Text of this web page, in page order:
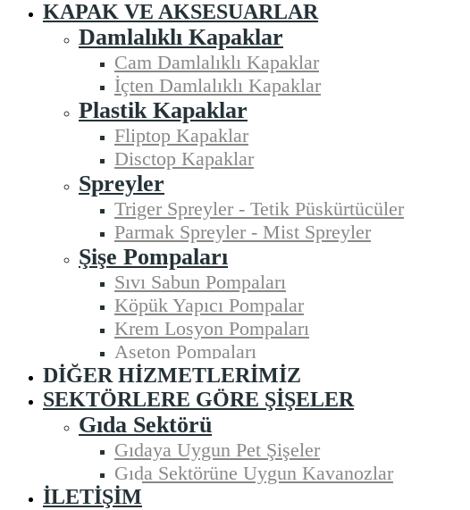
KAPAK VE AKSESUARLAR
Damlalıklı Kapaklar
Cam Damlalıklı Kapaklar
İçten Damlalıklı Kapaklar
Plastik Kapaklar
Fliptop Kapaklar
Disctop Kapaklar
Spreyler
Triger Spreyler - Tetik Püskürtücüler
Parmak Spreyler - Mist Spreyler
Şişe Pompaları
Sıvı Sabun Pompaları
Köpük Yapıcı Pompalar
Krem Losyon Pompaları
Aseton Pompaları
DIĞER HIZMETLERIMIZ
SEKTÖRLERE GÖRE ŞIŞELER
Gıda Sektörü
Gıdaya Uygun Pet Şişeler
Gıda Sektörüne Uygun Kavanozlar
İLETIŞIM